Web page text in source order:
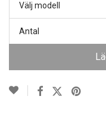
Välj modell
Antal